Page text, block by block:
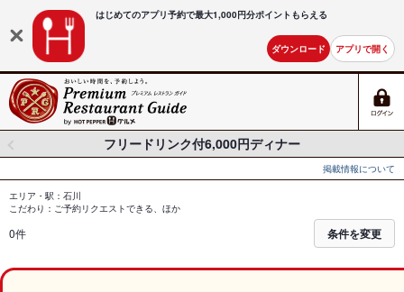
はじめてのアプリ予約で最大1,000円分ポイントもらえる
ダウンロード アプリで開く
フリードリンク付6,000円ディナー
掲載情報について
エリア・駅：石川
こだわり：ご予約リクエストできる、ほか
0件 条件を変更